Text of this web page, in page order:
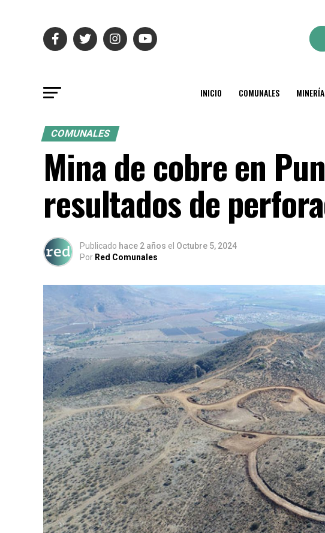
INICIO COMUNALES MINERÍA
COMUNALES
Mina de cobre en
resultados de
Publicado hace 2 años el Octubre 5, 2024
Por Red Comunales